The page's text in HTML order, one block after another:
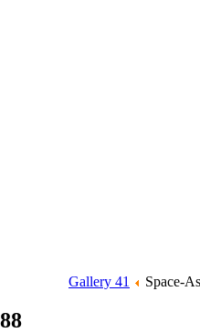
Gallery 41 Space-